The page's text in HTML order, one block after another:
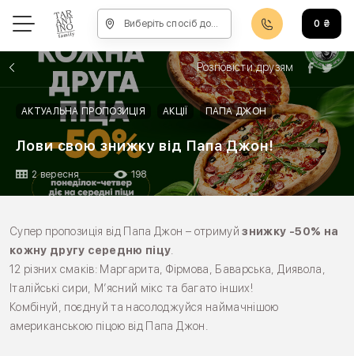
Виберіть спосіб доставки, щоб зробити замовлення 0 ₴
Розповісти друзям
АКТУАЛЬНА ПРОПОЗИЦІЯ АКЦІЇ ПАПА ДЖОН
Лови свою знижку від Папа Джон!
2 вересня 198
Супер пропозиція від Папа Джон – отримуйзнижку -50% на
кожну другу середню піцу
12 різних смаків: Маргарита, Фірмова, Баварська, Диявола,
Італійські сири, М’ясний мікс та багато інших!
Комбінуй, поєднуй та насолоджуйся наймачнішою
американською піцою від Папа Джон.